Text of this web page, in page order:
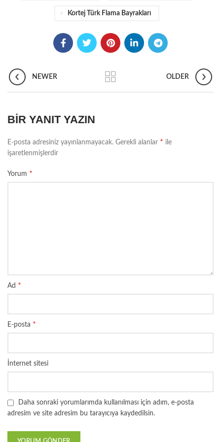
Kortej Türk Flama Bayrakları
NEWER OLDER
BIR YANIT YAZIN
E-posta adresiniz yayınlanmayacak. Gerekli alanlar * ile
işaretlenmişlerdir
Yorum *
Ad *
E-posta *
İnternet sitesi
Daha sonraki yorumlarımda kullanılması için adım, e-posta
adresim ve site adresim bu tarayıcıya kaydedilsin.